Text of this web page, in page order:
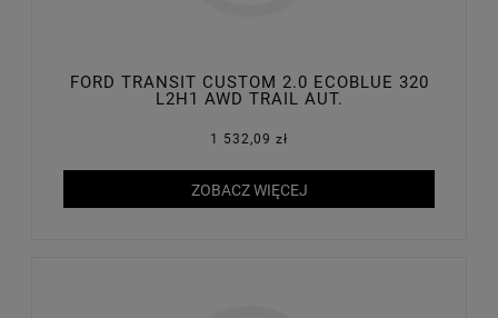
FORD TRANSIT CUSTOM 2.0 ECOBLUE 320
L2H1 AWD TRAIL AUT.
1 532,09 zł
ZOBACZ WIĘCEJ